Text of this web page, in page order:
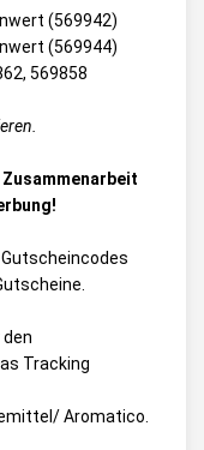
(569942)
(569944)
569858
Gutscheincodes
Tracking
Aromatico